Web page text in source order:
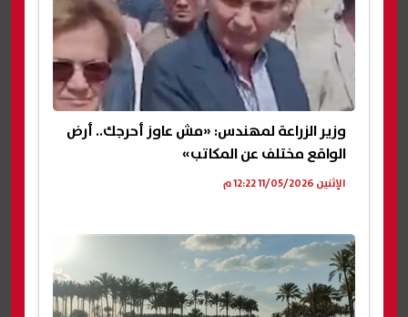
وزير الزراعة لمهندس: «مش عاوز أحرجك.. أرض
الواقع مختلف عن المكاتب»
الإثنين 11/05/2026 12:22 م